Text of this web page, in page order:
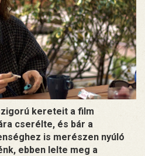
kereteit a film
cserélte, és bár a
is merészen nyúló
ebben lelte meg a